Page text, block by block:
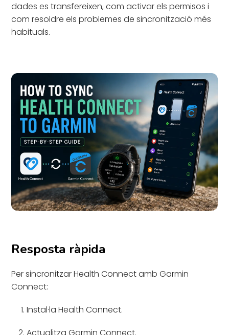
dades es transfereixen, com activar els permisos i
com resoldre els problemes de sincronització més
habituals.
Resposta ràpida
Per sincronitzar Health Connect amb Garmin
Connect:
Instal·la Health Connect.
Actualitza Garmin Connect.